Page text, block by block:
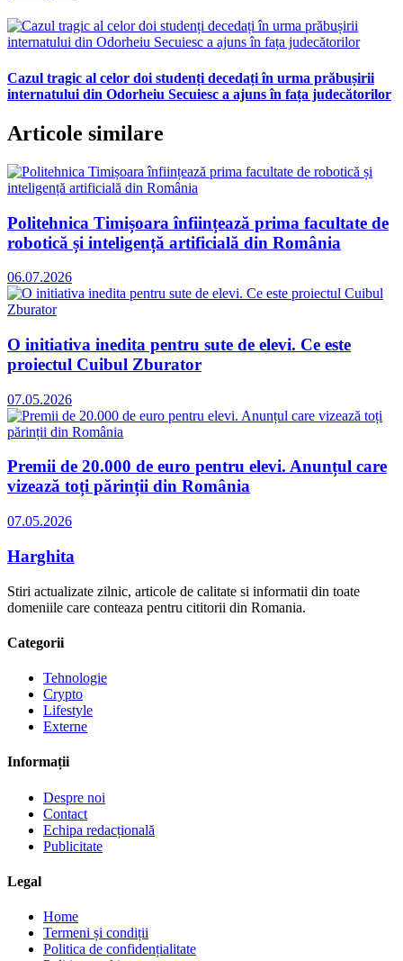
Cazul tragic al celor doi studenți decedați în urma prăbușirii
internatului din Odorheiu Secuiesc a ajuns în fața judecătorilor
Articole similare
Politehnica Timișoara înființează prima facultate de
robotică și inteligență artificială din România
06.07.2026
O initiativa inedita pentru sute de elevi. Ce este
proiectul Cuibul Zburator
07.05.2026
Premii de 20.000 de euro pentru elevi. Anunțul care
vizează toți părinții din România
07.05.2026
Harghita
Stiri actualizate zilnic, articole de calitate si informatii din toate
domeniile care conteaza pentru cititorii din Romania.
Categorii
Tehnologie
Crypto
Lifestyle
Externe
Informații
Despre noi
Contact
Echipa redacțională
Publicitate
Legal
Home
Termeni și condiții
Politica de confidențialitate